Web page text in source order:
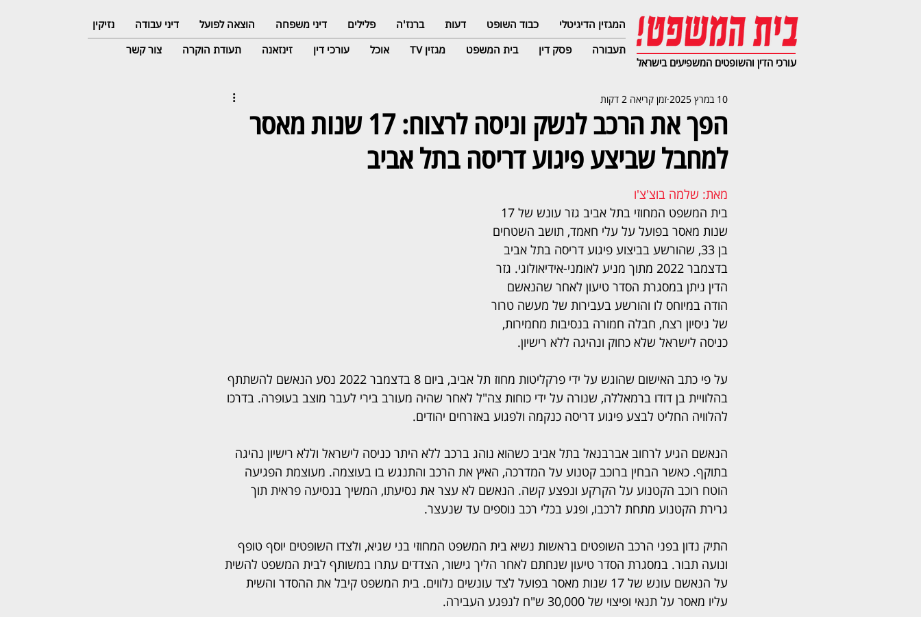
המגזין הדיגיטלי כבוד השופט דעות ברנז'ה פלילים דיני משפחה הוצאה לפועל דיני עבודה
נזיקין
תעבורה
פסק דין בית המשפט מגזין TV אוכל עורכי דין זינזאנה תעודת הוקרה צור קשר
עורכי הדין והשופטים המשפיעים בישראל
הפך את הרכב לנשק וניסה לרצוח: 17 שנות מאסר
למחבל שביצע פיגוע דריסה בתל אביב
10 במרץ 2025 זמן קריאה 2 דקות
מאת: שלמה בוצ'צ'ו
שנות מאסר בפועל על עלי חאמד, תושב השטחים
בן 33, שהורשע בביצוע פיגוע דריסה בתל אביב
בדצמבר 2022 מתוך מניע לאומני-אידיאולוגי. גזר
הדין ניתן במסגרת הסדר טיעון לאחר שהנאשם
הודה במיוחס לו והורשע בעבירות של מעשה טרור
של ניסיון רצח, חבלה חמורה בנסיבות מחמירות,
כניסה לישראל שלא כחוק ונהיגה ללא רישיון.
על פי כתב האישום שהוגש על ידי פרקליטות מחוז תל אביב, ביום 8 בדצמבר 2022 נסע הנאשם להשתתף
בהלוויית בן דודו ברמאללה, שנורה על ידי כוחות צה"ל לאחר שהיה מעורב בירי לעבר מוצב בעופרה. בדרכו
להלוויה החליט לבצע פיגוע דריסה כנקמה ולפגוע באזרחים יהודים.
הנאשם הגיע לרחוב אברבנאל בתל אביב כשהוא נוהג ברכב ללא היתר כניסה לישראל וללא רישיון נהיגה
בתוקף. כאשר הבחין ברוכב קטנוע על המדרכה, האיץ את הרכב והתנגש בו בעוצמה. מעוצמת הפגיעה
הוטח רוכב הקטנוע על הקרקע ונפצע קשה. הנאשם לא עצר את נסיעתו, המשיך בנסיעה פראית תוך
גרירת הקטנוע מתחת לרכבו, ופגע בכלי רכב נוספים עד שנעצר.
התיק נדון בפני הרכב השופטים בראשות נשיא בית המשפט המחוזי בני שגיא, ולצדו השופטים יוסף טופף
ונועה תבור. במסגרת הסדר טיעון שנחתם לאחר הליך גישור, הצדדים עתרו במשותף לבית המשפט להשית
על הנאשם עונש של 17 שנות מאסר בפועל לצד עונשים נלווים. בית המשפט קיבל את ההסדר והשית
עליו מאסר על תנאי ופיצוי של 30,000 ש"ח לנפגע העבירה.